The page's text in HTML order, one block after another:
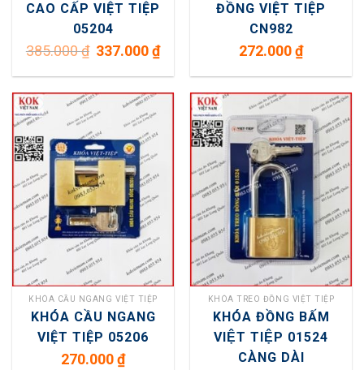
CAO CẤP VIỆT TIỆP
05204
385.000₫ Giá
gốc
385.000 ₫.
337.000₫Giá
hiện
là:
ĐỒNG VIỆT TIỆP
CN982
272.000₫
KHÓA CẦU NGANG VIỆT TIỆP
KHÓA CẦU NGANG
VIỆT TIỆP 05206
270.000₫
KHÓA TREO ĐỒNG VIỆT TIỆP
KHÓA ĐỒNG BẤM
VIỆT TIỆP 01524
CÀNG DÀI